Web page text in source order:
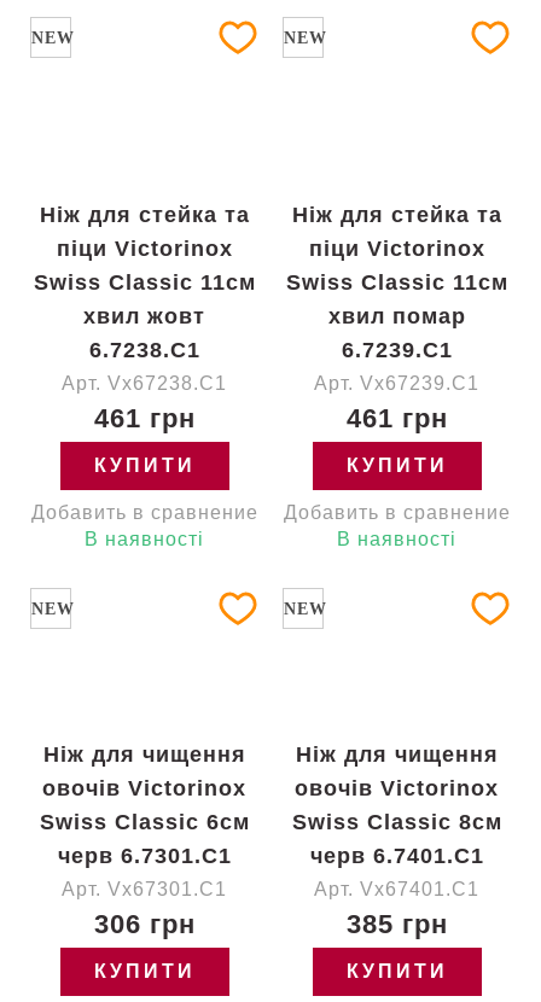
NEW
Ніж для стейка та
піци Victorinox
Swiss Classic 11см
хвил жовт
6.7238.C1
Арт. Vx67238.C1
461 грн
КУПИТИ
Добавить в сравнение
В наявності
NEW
Ніж для стейка та
піци Victorinox
Swiss Classic 11см
хвил помар
6.7239.C1
Арт. Vx67239.C1
461 грн
КУПИТИ
Добавить в сравнение
В наявності
NEW
Ніж для чищення
овочів Victorinox
Swiss Classic 6см
черв 6.7301.C1
Арт. Vx67301.C1
306 грн
КУПИТИ
NEW
Ніж для чищення
овочів Victorinox
Swiss Classic 8см
черв 6.7401.C1
Арт. Vx67401.C1
385 грн
КУПИТИ